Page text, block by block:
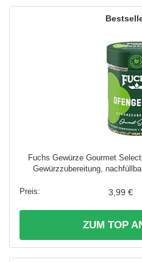
Fuchs Gewürze Gourmet
Gewürzzubereitung,
3,99 €
ZUM TOP